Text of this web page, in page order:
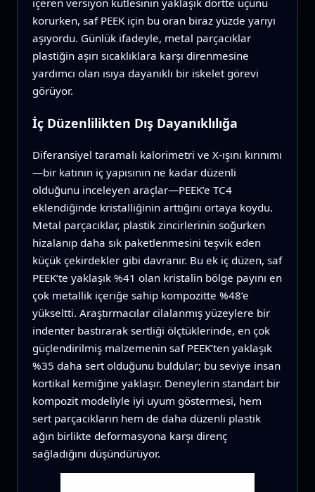
içeren versiyon kütlesinin yaklaşık dörtte üçünü
korurken, saf PEEK için bu oran biraz yüzde yarıyı
aşıyordu. Günlük ifadeyle, metal parçacıklar
plastiğin aşırı sıcaklıklara karşı direnmesine
yardımcı olan ısıya dayanıklı bir iskelet görevi
görüyor.
İç Düzenlilikten Dış Dayanıklılığa
Diferansiyel taramalı kalorimetri ve X‑ışını kırınımı
—bir katının iç yapısının ne kadar düzenli
olduğunu inceleyen araçlar—PEEK’e TC4
eklendiğinde kristalliğinin arttığını ortaya koydu.
Metal parçacıklar, plastik zincirlerinin soğurken
hizalanıp daha sık paketlenmesini teşvik eden
küçük çekirdekler gibi davranır. Bu ek iç düzen, saf
PEEK’te yaklaşık %41 olan kristalin bölge payını en
çok metallik içeriğe sahip kompozitte %48’e
yükseltti. Araştırmacılar cilalanmış yüzeylere bir
indenter bastırarak sertliği ölçtüklerinde, en çok
güçlendirilmiş malzemenin saf PEEK’ten yaklaşık
%35 daha sert olduğunu buldular; bu seviye insan
kortikal kemiğine yaklaşır. Deneylerin standart bir
kompozit modeliyle iyi uyum göstermesi, hem
sert parçacıkların hem de daha düzenli plastik
ağın birlikte deformasyona karşı direnç
sağladığını düşündürüyor.